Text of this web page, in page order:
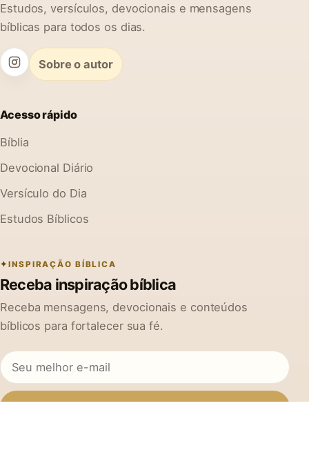
Estudos, versículos, devocionais e mensagens
bíblicas para todos os dias.
Sobre o autor
Acesso rápido
Bíblia
Devocional Diário
Versículo do Dia
Estudos Bíblicos
INSPIRAÇÃO BÍBLICA
Receba inspiração bíblica
Receba mensagens, devocionais e conteúdos
bíblicos para fortalecer sua fé.